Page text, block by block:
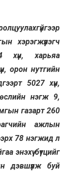
хэрэгжүүлэгч
хүн, харьяа
орон нутгийн
5027 хүн,
нэгж 9,
газарт 260
ажлын
78 нэгжид л
энэхүү бүтцийг
дэвшүүлж буй